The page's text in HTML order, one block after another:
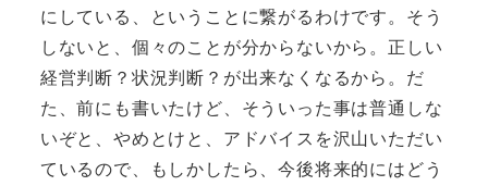
にしている、ということに繋がるわけです。そう
しないと、個々のことが分からないから。正しい
経営判断？状況判断？が出来なくなるから。だ
た、前にも書いたけど、そういった事は普通しな
いぞと、やめとけと、アドバイスを沢山いただい
ているので、もしかしたら、今後将来的にはどう